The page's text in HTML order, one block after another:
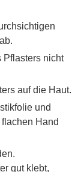
Pflasters nicht
auf die Haut.
und
Hand
gut klebt,